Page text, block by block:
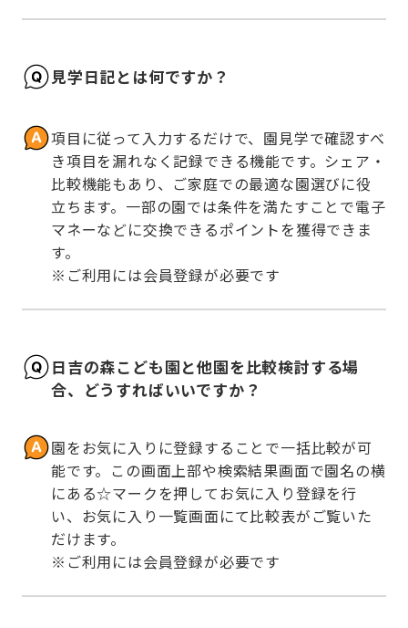
見学日記とは何ですか？
項目に従って入力するだけで、園見学で確認すべ
き項目を漏れなく記録できる機能です。シェア・
比較機能もあり、ご家庭での最適な園選びに役
立ちます。一部の園では条件を満たすことで電子
マネーなどに交換できるポイントを獲得できま
す。
※ご利用には会員登録が必要です
日吉の森こども園と他園を比較検討する場
合、どうすればいいですか？
園をお気に入りに登録することで一括比較が可
能です。この画面上部や検索結果画面で園名の横
にある☆マークを押してお気に入り登録を行
い、お気に入り一覧画面にて比較表がご覧いた
だけます。
※ご利用には会員登録が必要です